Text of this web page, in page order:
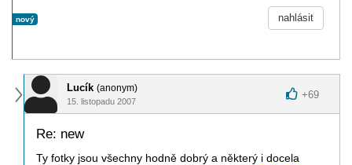
nový nahlásit
Lucík (anonym)
15. listopadu 2007
+69
Re: new
Ty fotky jsou všechny hodně dobrý a některý i docela